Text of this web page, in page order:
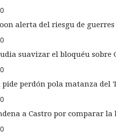
alerta del riesgu de
suavizar el bloquéu sobre
pide perdón pola matanza del
a Castro por comparar la